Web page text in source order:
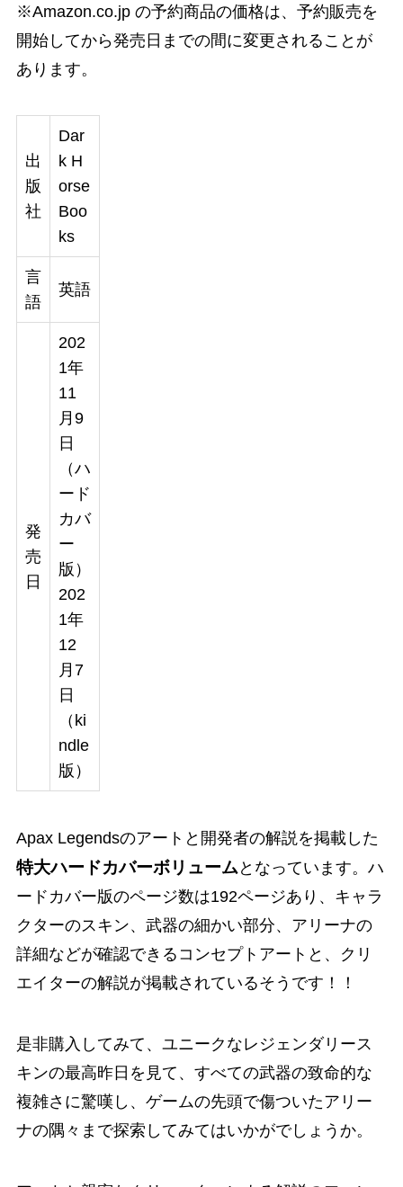
※Amazon.co.jp の予約商品の価格は、予約販売を
開始してから発売日までの間に変更されることが
あります。
出
版
社
Dar
k H
orse
Boo
ks
言
語
英語
発
売
日
202
1年
11
月9
日
（ハ
ード
カバ
ー
版）
202
1年
12
月7
日
（ki
ndle
版）
Apax Legendsのアートと開発者の解説を掲載した
特大ハードカバーボリュームとなっています。ハ
ードカバー版のページ数は192ページあり、 キャラ
クターのスキン、武器の細かい部分、アリーナの
詳細などが確認できるコンセプトアートと、クリ
エイターの解説が掲載されているそうです！！
是非購入してみて、ユニークなレジェンダリース
キンの最高昨日を見て、すべての武器の致命的な
複雑さに驚嘆し、ゲームの先頭で傷ついたアリー
ナの隅々まで探索してみてはいかがでしょうか。